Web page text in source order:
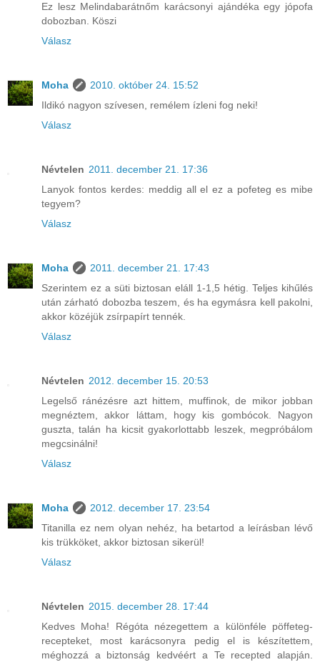
Ez lesz Melindabarátnőm karácsonyi ajándéka egy jópofa
dobozban. Köszi
Válasz
Moha
2010. október 24. 15:52
Ildikó nagyon szívesen, remélem ízleni fog neki!
Válasz
Névtelen 2011. december 21. 17:36
Lanyok fontos kerdes: meddig all el ez a pofeteg es mibe
tegyem?
Válasz
Moha
2011. december 21. 17:43
Szerintem ez a süti biztosan eláll 1-1,5 hétig. Teljes kihűlés
után zárható dobozba teszem, és ha egymásra kell pakolni,
akkor közéjük zsírpapírt tennék.
Válasz
Névtelen 2012. december 15. 20:53
Legelső ránézésre azt hittem, muffinok, de mikor jobban
megnéztem, akkor láttam, hogy kis gombócok. Nagyon
guszta, talán ha kicsit gyakorlottabb leszek, megpróbálom
megcsinálni!
Válasz
Moha
2012. december 17. 23:54
Titanilla ez nem olyan nehéz, ha betartod a leírásban lévő
kis trükköket, akkor biztosan sikerül!
Válasz
Névtelen 2015. december 28. 17:44
Kedves Moha! Régóta nézegettem a különféle pöffeteg-
recepteket, most karácsonyra pedig el is készítettem,
méghozzá a biztonság kedvéért a Te recepted alapján.